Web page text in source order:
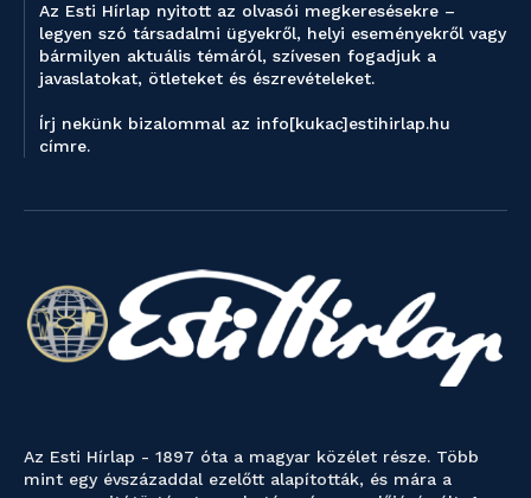
Az Esti Hírlap nyitott az olvasói megkeresésekre –
legyen szó társadalmi ügyekről, helyi eseményekről vagy
bármilyen aktuális témáról, szívesen fogadjuk a
javaslatokat, ötleteket és észrevételeket.
Írj nekünk bizalommal az info[kukac]estihirlap.hu
címre.
Az Esti Hírlap - 1897 óta a magyar közélet része. Több
mint egy évszázaddal ezelőtt alapították, és mára a